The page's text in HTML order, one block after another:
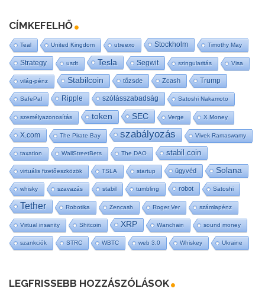
CÍMKEFELHŐ
Teal United Kingdom utreexo Stockholm Timothy May
Strategy usdt Tesla Segwit szingularitás Visa
világ-pénz Stabilcoin tőzsde Zcash Trump
SafePal Ripple szólásszabadság Satoshi Nakamoto
személyazonosítás token SEC Verge X Money
X.com The Pirate Bay szabályozás Vivek Ramaswamy
taxation WallStreetBets The DAO stabil coin
virtuális fizetőeszközök TSLA startup ügyvéd Solana
whisky szavazás stabil tumbling robot Satoshi
Tether Robotika Zencash Roger Ver számlapénz
Virtual insanity Shitcoin XRP Wanchain sound money
szankciók STRC WBTC web 3.0 Whiskey Ukraine
LEGFRISSEBB HOZZÁSZÓLÁSOK